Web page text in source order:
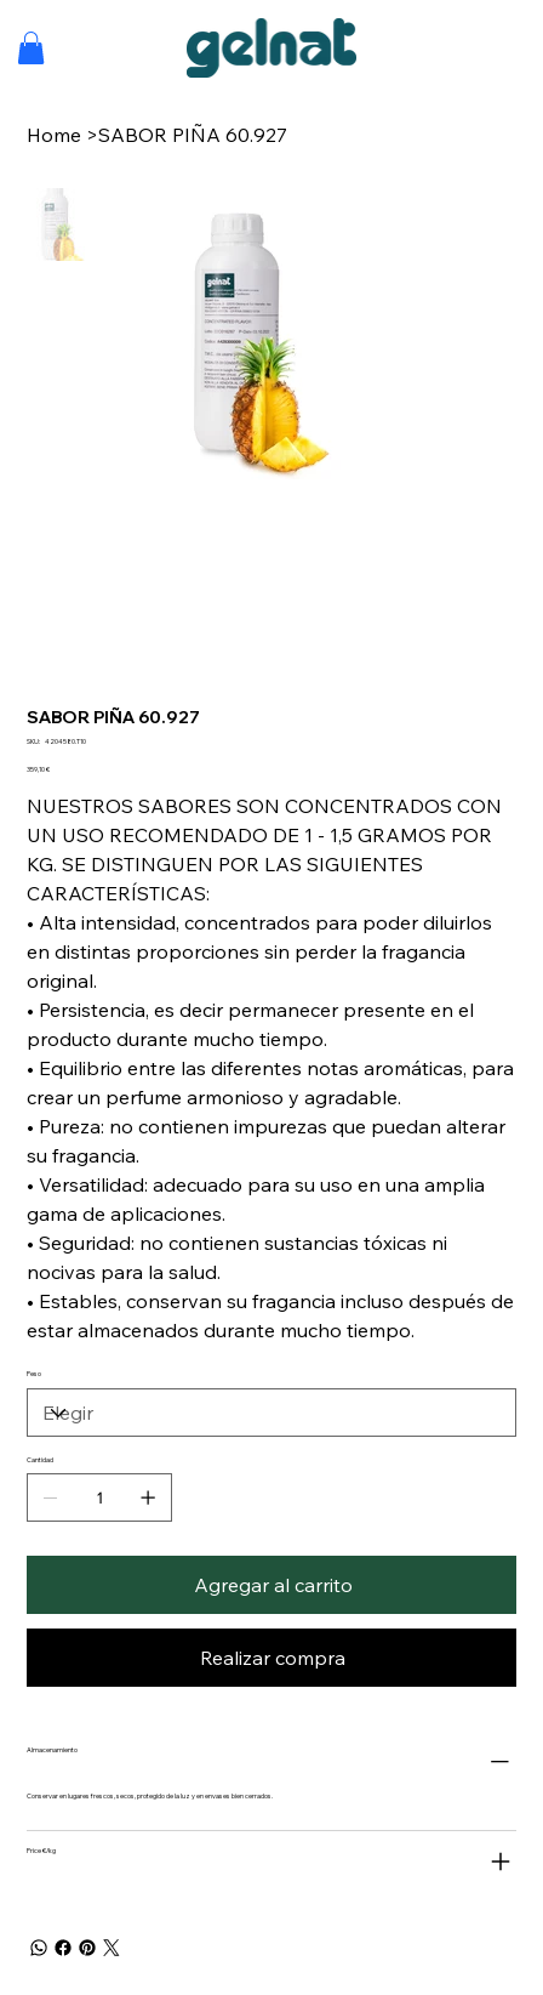
Home >SABOR PIÑA 60.927
SABOR PIÑA 60.927
SKU:
SKU
4204580.T10
Precio
359,10 €
NUESTROS SABORES SON CONCENTRADOS CON
UN USO RECOMENDADO DE 1 - 1,5 GRAMOS POR
KG. SE DISTINGUEN POR LAS SIGUIENTES
CARACTERÍSTICAS:
• Alta intensidad, concentrados para poder diluirlos
en distintas proporciones sin perder la fragancia
original.
• Persistencia, es decir permanecer presente en el
producto durante mucho tiempo.
• Equilibrio entre las diferentes notas aromáticas, para
crear un perfume armonioso y agradable.
• Pureza: no contienen impurezas que puedan alterar
su fragancia.
• Versatilidad: adecuado para su uso en una amplia
gama de aplicaciones.
• Seguridad: no contienen sustancias tóxicas ni
nocivas para la salud.
• Estables, conservan su fragancia incluso después de
estar almacenados durante mucho tiempo.
Peso
Cantidad
Agregar al carrito
Realizar compra
Almacenamiento
Conservar en lugares frescos, secos, protegido de la luz y en envases bien cerrados.
Price €/kg